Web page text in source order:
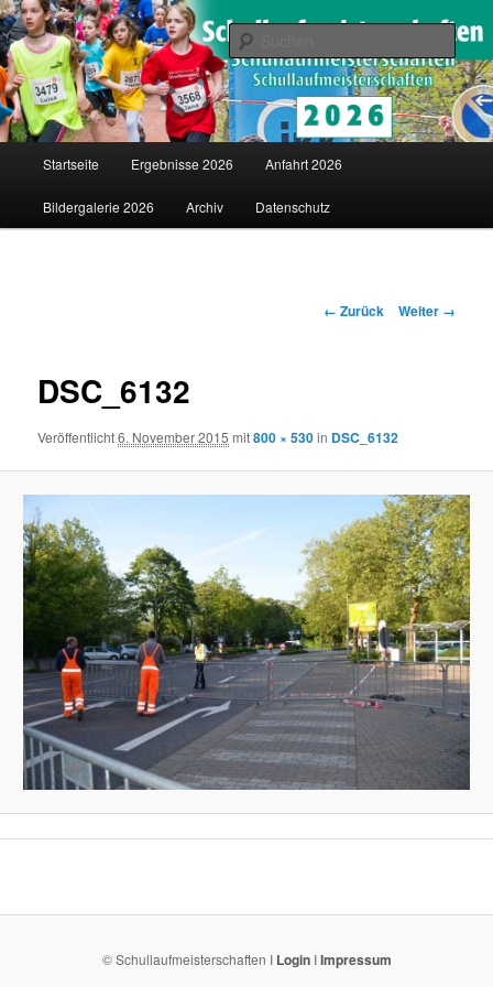
Schullaufmeisterschaften
Saarländische Schullaufmeisterschaften in Merzig
Zum
Inhalt
Startseite Ergebnisse 2026 Anfahrt 2026
Bildergalerie 2026 Archiv Datenschutz
Bilder-
← Zurück Weiter →
DSC_6132
Veröffentlicht6. November 2015 mit800 × 530in DSC_6132
© Schullaufmeisterschaften I LoginIImpressum